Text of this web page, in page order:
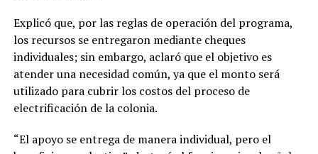
Explicó que, por las reglas de operación del programa,
los recursos se entregaron mediante cheques
individuales; sin embargo, aclaró que el objetivo es
atender una necesidad común, ya que el monto será
utilizado para cubrir los costos del proceso de
electrificación de la colonia.
“El apoyo se entrega de manera individual, pero el